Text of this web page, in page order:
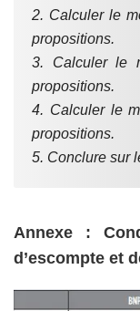
2. Calculer le
propositions.
3. Calculer le
propositions.
4. Calculer le
propositions.
5. Conclure sur
Annexe :
d’escompte et